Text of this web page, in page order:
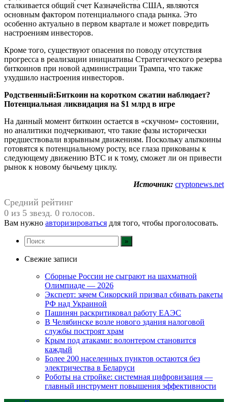
сталкивается общий счет Казначейства США, являются
основным фактором потенциального спада рынка. Это
особенно актуально в первом квартале и может повредить
настроениям инвесторов.
Кроме того, существуют опасения по поводу отсутствия
прогресса в реализации инициативы Стратегического резерва
биткоинов при новой администрации Трампа, что также
ухудшило настроения инвесторов.
Родственный:Биткоин на коротком сжатии наблюдает?
Потенциальная ликвидация на $1 млрд в игре
На данный момент биткоин остается в «скучном» состоянии,
но аналитики подчеркивают, что такие фазы исторически
предшествовали взрывным движениям. Поскольку альткоины
готовятся к потенциальному росту, все глаза прикованы к
следующему движению BTC и к тому, сможет ли он привести
рынок к новому бычьему циклу.
Источник: cryptonews.net
Средний рейтинг
0 из 5 звезд. 0 голосов.
Вам нужно авторизироваться для того, чтобы проголосовать.
Свежие записи
Сборные России не сыграют на шахматной
Олимпиаде — 2026
Эксперт: зачем Сикорский призвал сбивать ракеты
РФ над Украиной
Пашинян раскритиковал работу ЕАЭС
В Челябинске возле нового здания налоговой
службы построят храм
Крым под атаками: волонтером становится
каждый
Более 200 населенных пунктов остаются без
электричества в Беларуси
Роботы на стройке: системная цифровизация —
главный инструмент повышения эффективности